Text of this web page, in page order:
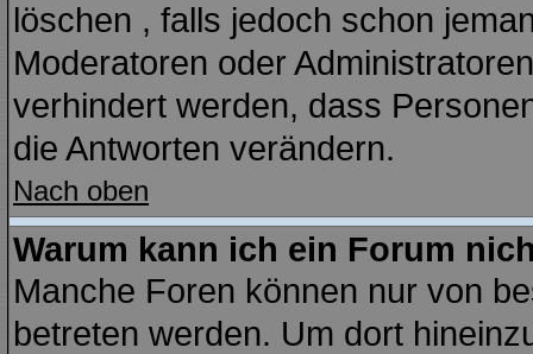
löschen , falls jedoch schon
Moderatoren oder
verhindert werden, dass
die Antworten verändern.
Nach oben
Warum kann ich ein Forum
Manche Foren können nur von
betreten werden. Um dort